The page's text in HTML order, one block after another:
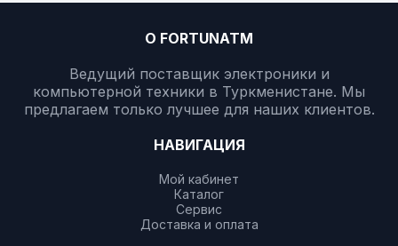
О FORTUNATM
Ведущий поставщик электроники и
компьютерной техники в Туркменистане. Мы
предлагаем только лучшее для наших клиентов.
НАВИГАЦИЯ
Мой кабинет
Каталог
Сервис
Доставка и оплата